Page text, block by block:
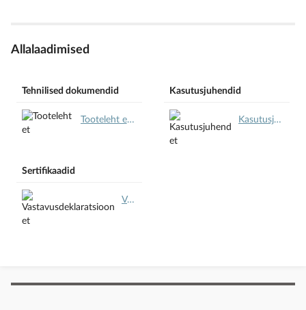
Allalaadimised
Tehnilised dokumendid
Tooteleht et.pdf
Kasutusjuhendid
Kasutusjuhend et.pdf
Sertifikaadid
Vastavusdeklaratsioon et.pdf